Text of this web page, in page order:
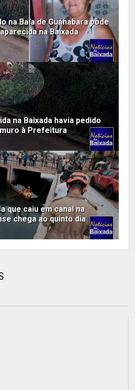
na Baía de Guanabara pode
na Baixada
na Baixada havia pedido
à Prefeitura
que caiu em canal na
chega ao quinto dia